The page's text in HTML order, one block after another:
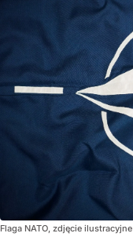
Flaga NATO, zdjęcie ilustracyjne